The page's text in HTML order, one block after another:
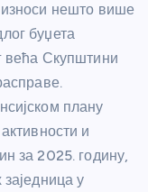
нешто више
буџета
већа Скупштини
плану
и
за 2025. годину,
у